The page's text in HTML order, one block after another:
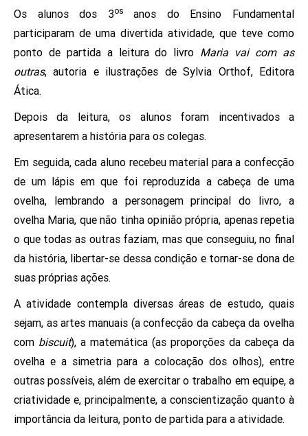
Os alunos dos 3os anos do Ensino Fundamental
participaram de uma divertida atividade, que teve como
ponto de partida a leitura do livro Maria vai com as
outras, autoria e ilustrações de Sylvia Orthof, Editora
Ática.
Depois da leitura, os alunos foram incentivados a
apresentarem a história para os colegas.
Em seguida, cada aluno recebeu material para a confecção
de um lápis em que foi reproduzida a cabeça de uma
ovelha, lembrando a personagem principal do livro, a
ovelha Maria, que não tinha opinião própria, apenas repetia
o que todas as outras faziam, mas que conseguiu, no final
da história, libertar-se dessa condição e tornar-se dona de
suas próprias ações.
A atividade contempla diversas áreas de estudo, quais
sejam, as artes manuais (a confecção da cabeça da ovelha
com biscuit), a matemática (as proporções da cabeça da
ovelha e a simetria para a colocação dos olhos), entre
outras possíveis, além de exercitar o trabalho em equipe, a
criatividade e, principalmente, a conscientização quanto à
importância da leitura, ponto de partida para a atividade.